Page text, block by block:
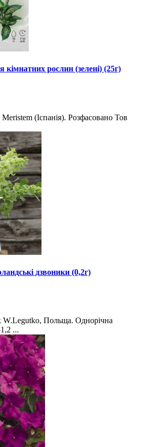
рослин (зелені) (25г)
(Іспанія). Розфасовано Тов
дзвоники (0,2г)
Польща. Однорічна
...